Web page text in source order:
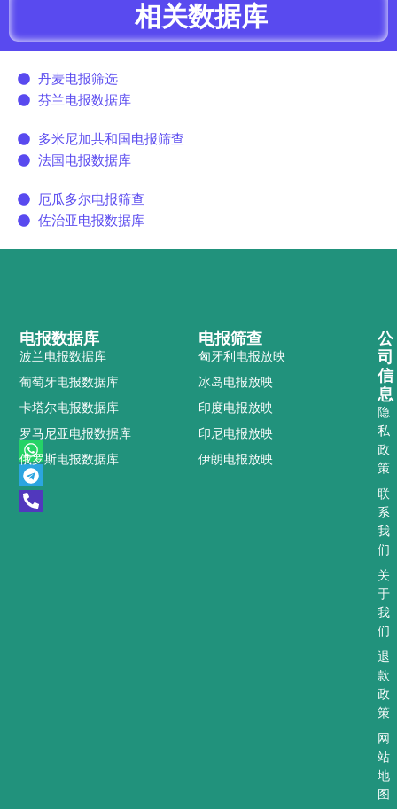
相关数据库
丹麦电报筛选
芬兰电报数据库
多米尼加共和国电报筛查
法国电报数据库
厄瓜多尔电报筛查
佐治亚电报数据库
W
h
a
t
s
T
e
l
e
g
P
h
o
n
e
电报筛查
匈牙利电报放映
冰岛电报放映
印度电报放映
印尼电报放映
伊朗电报放映
电报数据库
波兰电报数据库
葡萄牙电报数据库
卡塔尔电报数据库
罗马尼亚电报数据库
俄罗斯电报数据库
公
司
信
息
隐
私
政
策
联
系
我
们
关
于
我
们
退
款
政
策
网
站
地
图